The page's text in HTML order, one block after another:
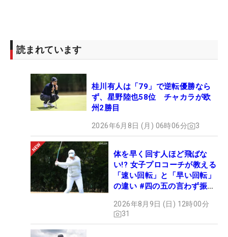
読まれています
桂川有人は「79」で逆転優勝なら
ず、星野陸也58位 チャカラが欧
州2勝目
2026年6月8日 (月) 06時06分 3
体を早く回す人ほど飛ばな
い!? 女子プロコーチが教える
「速い回転」と「早い回転」
の違い #四の五の言わず振り
2026年8月9日 (日) 12時00分
31